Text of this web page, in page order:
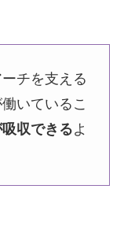
チを支える
いているこ
収できるよ